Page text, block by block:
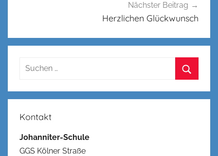
Nächster Beitrag
Herzlichen Glückwunsch
Suchen
Kontakt
Johanniter-Schule
GGS Kölner Straße